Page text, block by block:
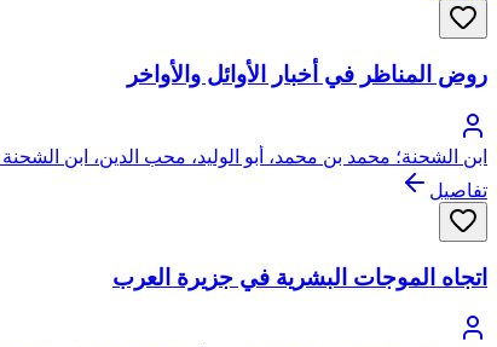
روض المناظر في أخبار الأوائل والأواخر
ابن الشحنة؛ محمد بن محمد، أبو الوليد، محب الدين، ابن الشحنة
تفاصيل
اتجاه الموجات البشرية في جزيرة العرب